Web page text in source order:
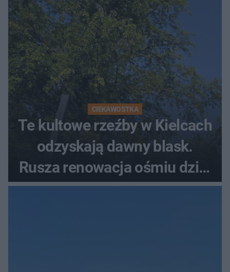
CIEKAWOSTKA
Te kultowe rzeźby w Kielcach
odzyskają dawny blask.
Rusza renowacja ośmiu dzieł
z lat 70.